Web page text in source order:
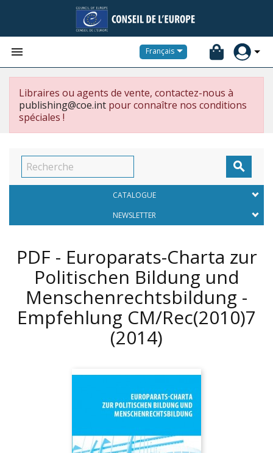
 Français
Libraires ou agents de vente, contactez-nous à
publishing@coe.int pour connaître nos conditions
spéciales !

CATALOGUE
NEWSLETTER
PDF - Europarats-Charta zur
Politischen Bildung und
Menschenrechtsbildung -
Empfehlung CM/Rec(2010)7
(2014)